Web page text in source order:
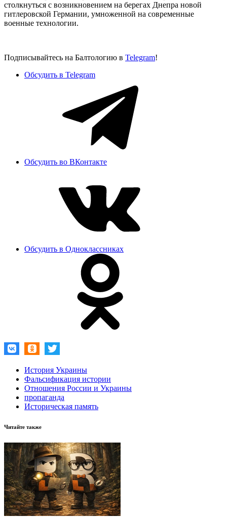
столкнуться с возникновением на берегах Днепра новой
гитлеровской Германии, умноженной на современные
военные технологии.
Подписывайтесь на Балтологию в Telegram!
Обсудить в Telegram
Обсудить во ВКонтакте
Обсудить в Одноклассниках
История Украины
Фальсификация истории
Отношения России и Украины
пропаганда
Историческая память
Читайте также